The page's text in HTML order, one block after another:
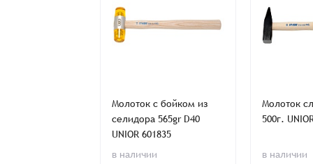
Отправить заявку
Имя*
Способ оплаты:
Итого:
Телефон:
Отправить заявку
Молоток с бойком из
селидора 565gr D40
UNIOR 601835
в наличии
Молоток
500г.
в наличии